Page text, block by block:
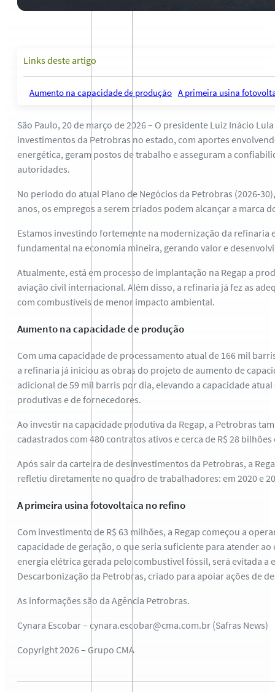
Links deste artigo
Aumento na capacidade de produção A primeira usina
São Paulo, 20 de março de 2026 – O presidente Luiz Inácio
investimentos da Petrobras no estado, com aportes
energética, geram postos de trabalho e asseguram a
autoridades.
No período do atual Plano de Negócios da Petrobras (2026-
anos, os empregos a serem criados podem alcançar a
Estamos investindo fortemente na modernização da refinaria
fundamental na economia mineira, gerando valor e
Atualmente, está em processo de implantação na Regap a
aviação civil internacional. Além disso, a refinaria já fez as
com combustíveis de menor impacto ambiental.
Aumento na capacidade de produção
Com uma capacidade de processamento atual de 166 mil
a refinaria já iniciou as obras do projeto de aumento de
adicional de 59 mil barris por dia, elevando a capacidade
produtivas e de fornecedores.
Ao investir na capacidade produtiva da Regap, a Petrobras
cadastrados com 480 contratos ativos e cerca de R$ 28
Após sair da carteira de desinvestimentos da Petrobras, a
refletiu diretamente no quadro de trabalhadores: em 2020 e
A primeira usina fotovoltaica no refino
Com investimento de R$ 63 milhões, a Regap começou a
capacidade de geração, o que seria suficiente para atender
energia elétrica gerada pelo combustível fóssil, será evitada
Descarbonização da Petrobras, criado para apoiar ações de
As informações são da Agência Petrobras.
Cynara Escobar – cynara.escobar@cma.com.br (Safras News)
Copyright 2026 – Grupo CMA